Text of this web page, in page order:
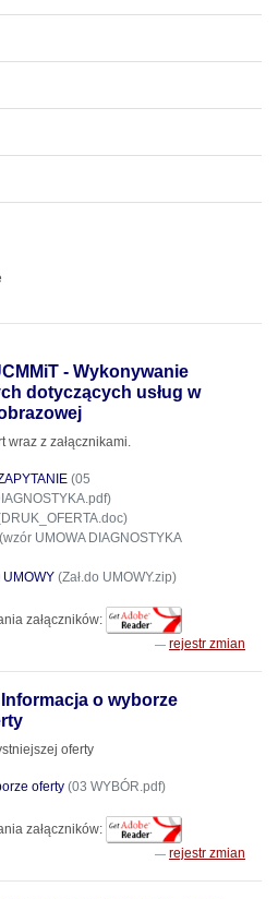
- Wykonywanie
dotyczących usług w
wraz z załącznikami.
(05
(wzór UMOWA DIAGNOSTYKA
UMOWY (Zał.do UMOWY.zip)
załączników:
rejestr zmian
Informacja o wyborze
oferty
oferty (03 WYBÓR.pdf)
załączników:
rejestr zmian